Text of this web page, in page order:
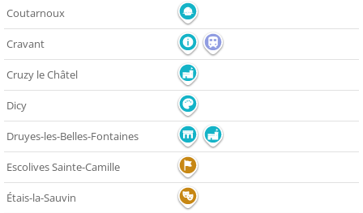
Coutarnoux
Cravant
Cruzy le Châtel
Dicy
Druyes-les-Belles-Fontaines
Escolives Sainte-Camille
Étais-la-Sauvin